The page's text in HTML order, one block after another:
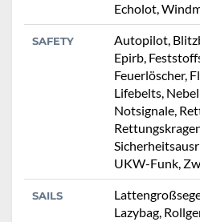
Echolot,
SAFETY
Autopilot,
Epirb,
Feuerlöscher,
Lifebelts,
Notsignale,
UKW-Funk,
SAILS
Lazybag,